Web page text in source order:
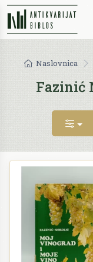
Naslovnica
Fazinić